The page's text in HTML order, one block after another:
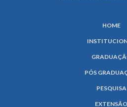
HOME
PÓS
PESQUISA
EXTENSÃO